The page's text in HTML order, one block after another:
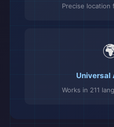
Precise location
Universal
Works in 211